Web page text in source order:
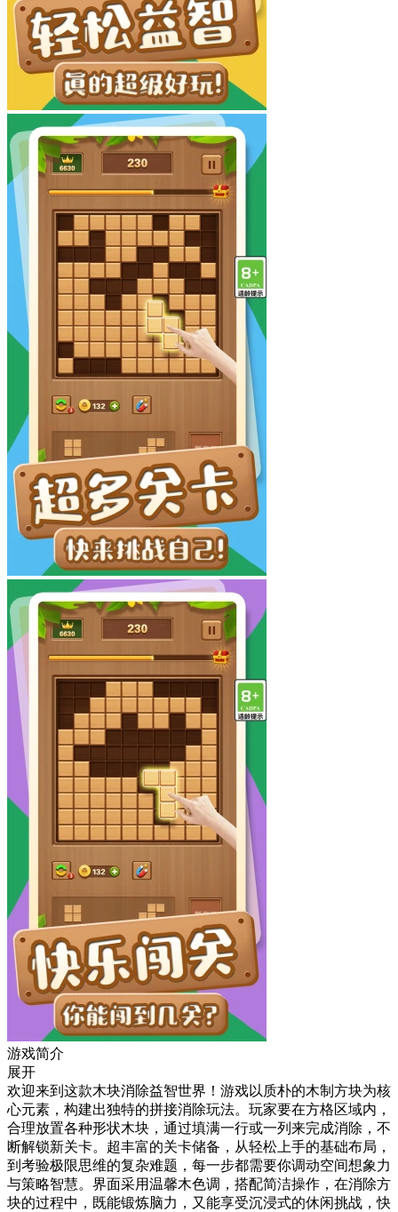
游戏简介
展开
欢迎来到这款木块消除益智世界！游戏以质朴的木制方块为核
心元素，构建出独特的拼接消除玩法。玩家要在方格区域内，
合理放置各种形状木块，通过填满一行或一列来完成消除，不
断解锁新关卡。超丰富的关卡储备，从轻松上手的基础布局，
到考验极限思维的复杂难题，每一步都需要你调动空间想象力
与策略智慧。界面采用温馨木色调，搭配简洁操作，在消除方
块的过程中，既能锻炼脑力，又能享受沉浸式的休闲挑战，快